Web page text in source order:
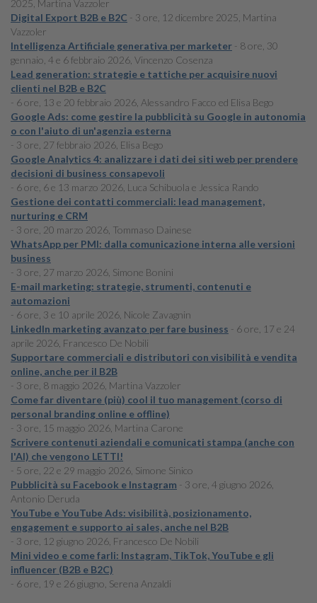
2025, Martina Vazzoler
Digital Export B2B e B2C - 3 ore, 12 dicembre 2025, Martina
Vazzoler
Intelligenza Artificiale generativa per marketer - 8 ore, 30
gennaio, 4 e 6 febbraio 2026, Vincenzo Cosenza
Lead generation: strategie e tattiche per acquisire nuovi
clienti nel B2B e B2C
- 6 ore, 13 e 20 febbraio 2026, Alessandro Facco ed Elisa Bego
Google Ads: come gestire la pubblicità su Google in autonomia
o con l'aiuto di un'agenzia esterna
- 3 ore, 27 febbraio 2026, Elisa Bego
Google Analytics 4: analizzare i dati dei siti web per prendere
decisioni di business consapevoli
- 6 ore, 6 e 13 marzo 2026, Luca Schibuola e Jessica Rando
Gestione dei contatti commerciali: lead management,
nurturing e CRM
- 3 ore, 20 marzo 2026, Tommaso Dainese
WhatsApp per PMI: dalla comunicazione interna alle versioni
business
- 3 ore, 27 marzo 2026, Simone Bonini
E-mail marketing: strategie, strumenti, contenuti e
automazioni
- 6 ore, 3 e 10 aprile 2026, Nicole Zavagnin
LinkedIn marketing avanzato per fare business - 6 ore, 17 e 24
aprile 2026, Francesco De Nobili
Supportare commerciali e distributori con visibilità e vendita
online, anche per il B2B
- 3 ore, 8 maggio 2026, Martina Vazzoler
Come far diventare (più) cool il tuo management (corso di
personal branding online e offline)
- 3 ore, 15 maggio 2026, Martina Carone
Scrivere contenuti aziendali e comunicati stampa (anche con
l'AI) che vengono LETTI!
- 5 ore, 22 e 29 maggio 2026, Simone Sinico
Pubblicità su Facebook e Instagram - 3 ore, 4 giugno 2026,
Antonio Deruda
YouTube e YouTube Ads: visibilità, posizionamento,
engagement e supporto ai sales, anche nel B2B
- 3 ore, 12 giugno 2026, Francesco De Nobili
Mini video e come farli: Instagram, TikTok, YouTube e gli
influencer (B2B e B2C)
- 6 ore, 19 e 26 giugno, Serena Anzaldi